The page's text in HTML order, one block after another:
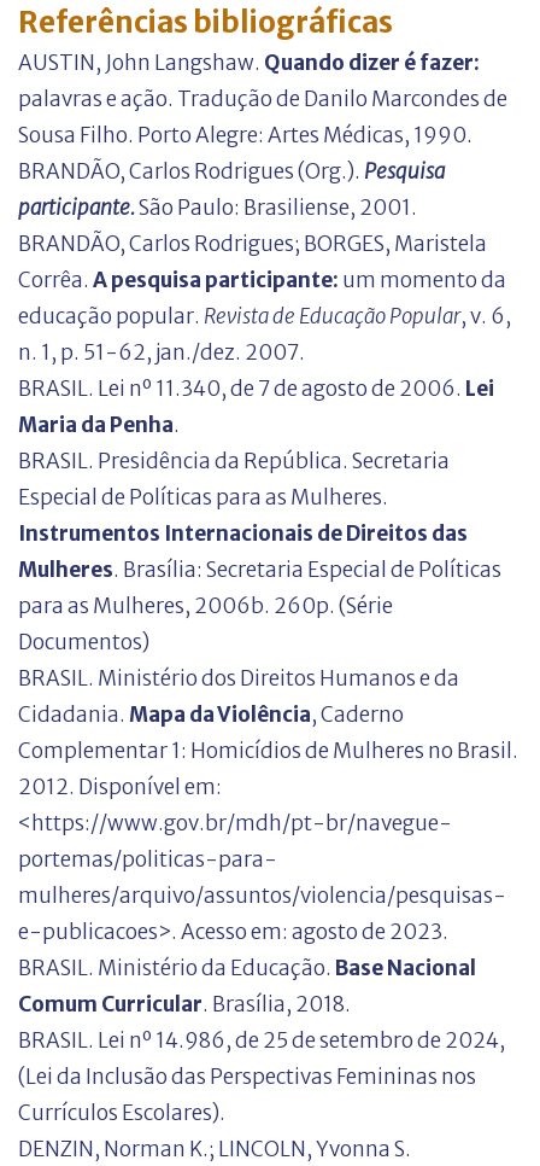
Referências bibliográficas
AUSTIN, John Langshaw. Quando dizer é fazer:
palavras e ação. Tradução de Danilo Marcondes de
Sousa Filho. Porto Alegre: Artes Médicas, 1990.
BRANDÃO, Carlos Rodrigues (Org.). Pesquisa
participante.São Paulo: Brasiliense, 2001.
BRANDÃO, Carlos Rodrigues; BORGES, Maristela
Corrêa. A pesquisa participante: um momento da
educação popular. Revista de Educação Popular, v. 6,
n. 1, p. 51-62, jan./dez. 2007.
BRASIL. Lei nº 11.340, de 7 de agosto de 2006. Lei
Maria da Penha.
BRASIL. Presidência da República. Secretaria
Especial de Políticas para as Mulheres.
Instrumentos Internacionais de Direitos das
Mulheres. Brasília: Secretaria Especial de Políticas
para as Mulheres, 2006b. 260p. (Série
Documentos)
BRASIL. Ministério dos Direitos Humanos e da
Cidadania. Mapa da Violência, Caderno
Complementar 1: Homicídios de Mulheres no Brasil.
2012. Disponível em:
<https://www.gov.br/mdh/pt-br/navegue-
portemas/politicas-para-
mulheres/arquivo/assuntos/violencia/pesquisas-
e-publicacoes>. Acesso em: agosto de 2023.
BRASIL. Ministério da Educação. Base Nacional
Comum Curricular. Brasília, 2018.
BRASIL. Lei nº 14.986, de 25 de setembro de 2024,
(Lei da Inclusão das Perspectivas Femininas nos
Currículos Escolares).
DENZIN, Norman K.; LINCOLN, Yvonna S.